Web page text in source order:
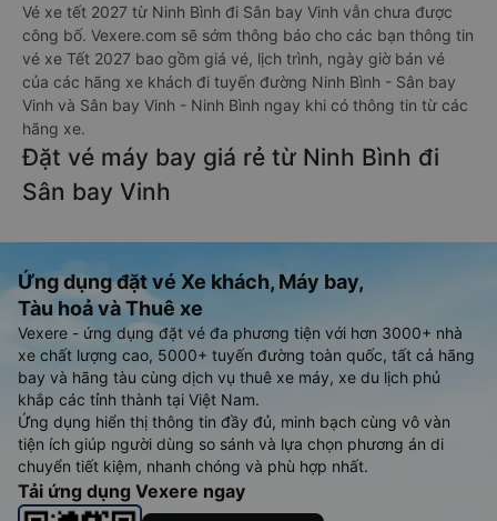
Vé xe tết 2027 từ Ninh Bình đi Sân bay Vinh vẫn chưa được
công bố. Vexere.com sẽ sớm thông báo cho các bạn thông tin
vé xe Tết 2027 bao gồm giá vé, lịch trình, ngày giờ bán vé
của các hãng xe khách đi tuyến đường Ninh Bình - Sân bay
Vinh và Sân bay Vinh - Ninh Bình ngay khi có thông tin từ các
hãng xe.
Đặt vé máy bay giá rẻ từ Ninh Bình đi
Sân bay Vinh
Ứng dụng đặt vé Xe khách, Máy bay,
Tàu hoả và Thuê xe
Vexere - ứng dụng đặt vé đa phương tiện với hơn 3000+ nhà
xe chất lượng cao, 5000+ tuyến đường toàn quốc, tất cả hãng
bay và hãng tàu cùng dịch vụ thuê xe máy, xe du lịch phủ
khắp các tỉnh thành tại Việt Nam.
Ứng dụng hiển thị thông tin đầy đủ, minh bạch cùng vô vàn
tiện ích giúp người dùng so sánh và lựa chọn phương án di
chuyển tiết kiệm, nhanh chóng và phù hợp nhất.
Tải ứng dụng Vexere ngay